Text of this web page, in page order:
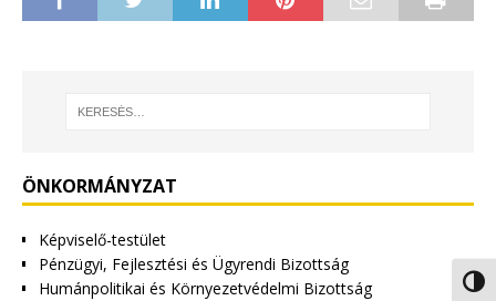
ÖNKORMÁNYZAT
Képviselő-testület
Pénzügyi, Fejlesztési és Ügyrendi Bizottság
Humánpolitikai és Környezetvédelmi Bizottság